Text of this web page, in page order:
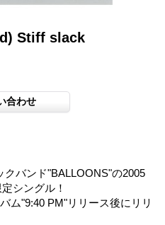
Stiff slack
バンド"BALLOONS"の2005
シングル！
ム"9:40 PM"リリース後にリリ